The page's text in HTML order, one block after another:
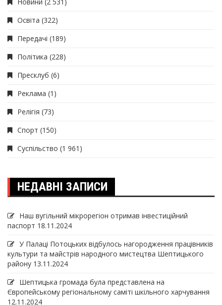
Освіта (322)
Передачі (189)
Політика (228)
Пресклуб (6)
Реклама (1)
Релігія (73)
Спорт (150)
Суспільство (1 961)
НЕДАВНІ ЗАПИСИ
Наш вугільний мікрорегіон отримав інвеcтиційний
паспорт 18.11.2024
У Палаці Потоцьких відбулось нагородження працівників
культури та майстрів народного мистецтва Шептицького
району 13.11.2024
Шептицька громада була представлена на
Європейському регіональному саміті шкільного харчування
12.11.2024